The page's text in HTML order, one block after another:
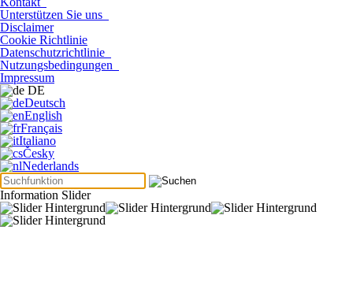
Unterstützen Sie uns
Disclaimer
Cookie Richtlinie
Datenschutzrichtlinie
Nutzungsbedingungen
Impressum
DE
Deutsch
English
Français
Italiano
Česky
Nederlands
Information Slider